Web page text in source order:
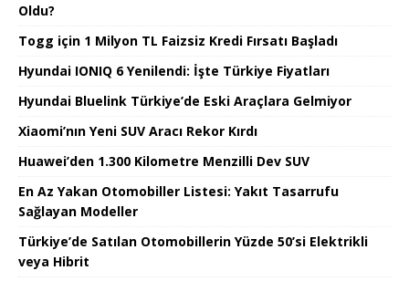
Oldu?
Togg için 1 Milyon TL Faizsiz Kredi Fırsatı Başladı
Hyundai IONIQ 6 Yenilendi: İşte Türkiye Fiyatları
Hyundai Bluelink Türkiye’de Eski Araçlara Gelmiyor
Xiaomi’nın Yeni SUV Aracı Rekor Kırdı
Huawei’den 1.300 Kilometre Menzilli Dev SUV
En Az Yakan Otomobiller Listesi: Yakıt Tasarrufu
Sağlayan Modeller
Türkiye’de Satılan Otomobillerin Yüzde 50’si Elektrikli
veya Hibrit